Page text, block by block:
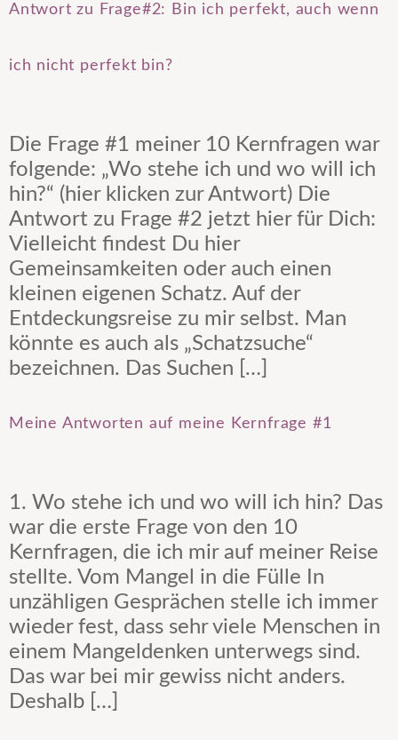
Antwort zu Frage#2: Bin ich perfekt, auch wenn
ich nicht perfekt bin?
Die Frage #1 meiner 10 Kernfragen war
folgende: „Wo stehe ich und wo will ich
hin?“ (hier klicken zur Antwort) Die
Antwort zu Frage #2 jetzt hier für Dich:
Vielleicht findest Du hier
Gemeinsamkeiten oder auch einen
kleinen eigenen Schatz. Auf der
Entdeckungsreise zu mir selbst. Man
könnte es auch als „Schatzsuche“
bezeichnen. Das Suchen […]
Meine Antworten auf meine Kernfrage #1
1. Wo stehe ich und wo will ich hin? Das
war die erste Frage von den 10
Kernfragen, die ich mir auf meiner Reise
stellte. Vom Mangel in die Fülle In
unzähligen Gesprächen stelle ich immer
wieder fest, dass sehr viele Menschen in
einem Mangeldenken unterwegs sind.
Das war bei mir gewiss nicht anders.
Deshalb […]